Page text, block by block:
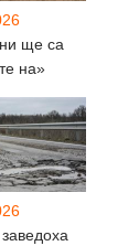
ще са
на»